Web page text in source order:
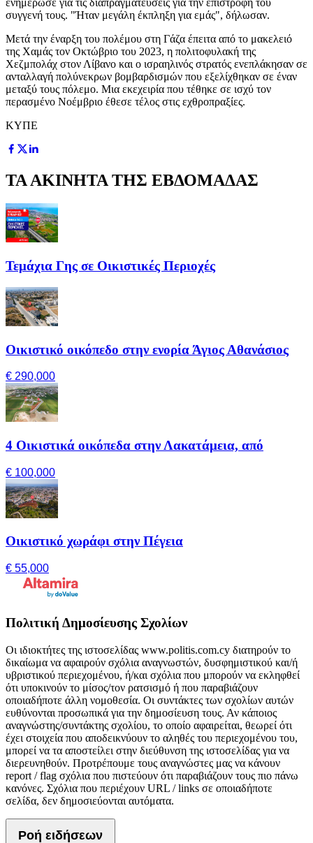
συγγενή τους. "Ήταν μεγάλη έκπληξη για εμάς", δήλωσαν.
Μετά την έναρξη του πολέμου στη Γάζα έπειτα από το μακελειό
της Χαμάς τον Οκτώβριο του 2023, η πολιτοφυλακή της
Χεζμπολάχ στον Λίβανο και ο ισραηλινός στρατός ενεπλάκησαν σε
ανταλλαγή πολύνεκρων βομβαρδισμών που εξελίχθηκαν σε έναν
μεταξύ τους πόλεμο. Μια εκεχειρία που τέθηκε σε ισχύ τον
περασμένο Νοέμβριο έθεσε τέλος στις εχθροπραξίες.
KYΠΕ
ΤΑ ΑΚΙΝΗΤΑ ΤΗΣ ΕΒΔΟΜΑΔΑΣ
Τεμάχια Γης σε Οικιστικές Περιοχές
Οικιστικό οικόπεδο στην ενορία Άγιος Αθανάσιος
€ 290,000
4 Οικιστικά οικόπεδα στην Λακατάμεια, από
€ 100,000
Οικιστικό χωράφι στην Πέγεια
€ 55,000
Πολιτική Δημοσίευσης Σχολίων
Οι ιδιοκτήτες της ιστοσελίδας www.politis.com.cy διατηρούν το
δικαίωμα να αφαιρούν σχόλια αναγνωστών, δυσφημιστικού και/ή
υβριστικού περιεχομένου, ή/και σχόλια που μπορούν να εκληφθεί
ότι υποκινούν το μίσος/τον ρατσισμό ή που παραβιάζουν
οποιαδήποτε άλλη νομοθεσία. Οι συντάκτες των σχολίων αυτών
ευθύνονται προσωπικά για την δημοσίευση τους. Αν κάποιος
αναγνώστης/συντάκτης σχολίου, το οποίο αφαιρείται, θεωρεί ότι
έχει στοιχεία που αποδεικνύουν το αληθές του περιεχομένου του,
μπορεί να τα αποστείλει στην διεύθυνση της ιστοσελίδας για να
διερευνηθούν. Προτρέπουμε τους αναγνώστες μας να κάνουν
report / flag σχόλια που πιστεύουν ότι παραβιάζουν τους πιο πάνω
κανόνες. Σχόλια που περιέχουν URL / links σε οποιαδήποτε
σελίδα, δεν δημοσιεύονται αυτόματα.
Ροή ειδήσεων